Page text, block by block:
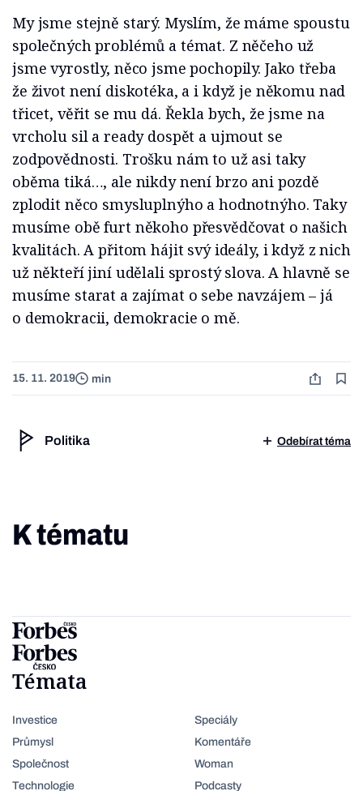
My jsme stejně starý. Myslím, že máme spoustu
společných problémů a témat. Z něčeho už
jsme vyrostly, něco jsme pochopily. Jako třeba
že život není diskotéka, a i když je někomu nad
třicet, věřit se mu dá. Řekla bych, že jsme na
vrcholu sil a ready dospět a ujmout se
zodpovědnosti. Trošku nám to už asi taky
oběma tiká…, ale nikdy není brzo ani pozdě
zplodit něco smysluplnýho a hodnotnýho. Taky
musíme obě furt někoho přesvědčovat o našich
kvalitách. A přitom hájit svý ideály, i když z nich
už někteří jiní udělali sprostý slova. A hlavně se
musíme starat a zajímat o sebe navzájem – já
o demokracii, demokracie o mě.
15. 11. 2019 min
Politika Odebírat téma
K tématu
Témata
Investice
Průmysl
Společnost
Technologie
Speciály
Komentáře
Woman
Podcasty